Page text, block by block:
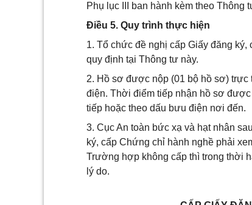
Phụ lục III ban hành kèm theo Thông
Điều 5. Quy trình thực hiện
1. Tổ chức đề nghị cấp Giấy đăng
quy định tại Thông tư này.
2. Hồ sơ được nộp (01 bộ hồ sơ)
điện. Thời điểm tiếp nhận hồ sơ
tiếp hoặc theo dấu bưu điện nơi đến.
3. Cục An toàn bức xạ và hạt nhân
ký, cấp Chứng chỉ hành nghề phải
Trường hợp không cấp thì trong thời
lý do.